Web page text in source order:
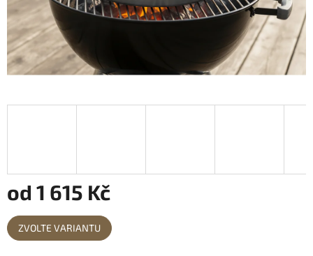
od 1 615 Kč
Měrná
cena:ZVOLTE VARIANTU